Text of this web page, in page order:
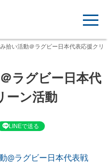
拾い活動＠ラグビー日本代表応援クリ
ラグビー日本代
ーン活動
LINEで送る
@ラグビー日本代表戦